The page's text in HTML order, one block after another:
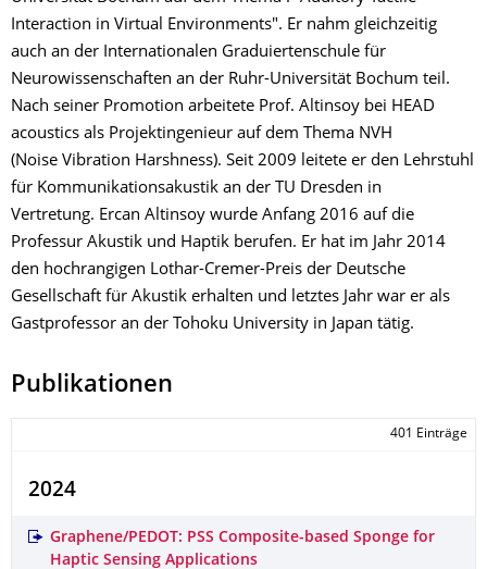
Interaction in Virtual Environments". Er nahm gleichzeitig
auch an der Internationalen Graduiertenschule für
Neurowissenschaften an der Ruhr-Universität Bochum teil.
Nach seiner Promotion arbeitete Prof. Altinsoy bei HEAD
acoustics als Projektingenieur auf dem Thema NVH
(Noise Vibration Harshness). Seit 2009 leitete er den Lehrstuhl
für Kommunikationsakustik an der TU Dresden in
Vertretung. Ercan Altinsoy wurde Anfang 2016 auf die
Professur Akustik und Haptik berufen. Er hat im Jahr 2014
den hochrangigen Lothar-Cremer-Preis der Deutsche
Gesellschaft für Akustik erhalten und letztes Jahr war er als
Gastprofessor an der Tohoku University in Japan tätig.
Publikationen
401 Einträge
2024
Graphene/PEDOT: PSS Composite-based Sponge for
Haptic Sensing Applications